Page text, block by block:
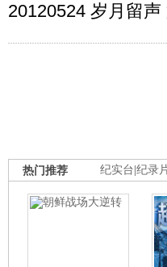
20120524 岁月留声
纪实台 纪录
热门推荐